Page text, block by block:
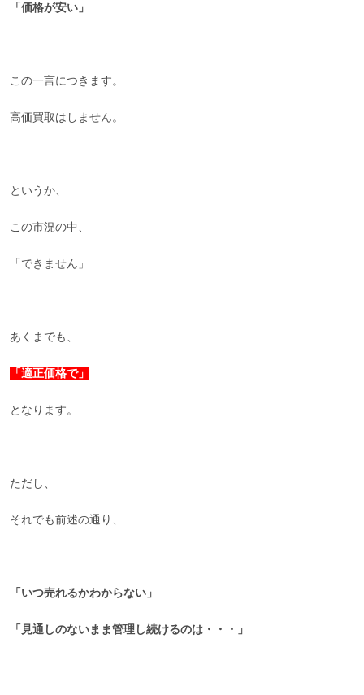
「価格が安い」
この一言につきます。
高価買取はしません。
というか、
この市況の中、
「できません」
あくまでも、
「適正価格で」
となります。
ただし、
それでも前述の通り、
「いつ売れるかわからない」
「見通しのないまま管理し続けるのは・・・」